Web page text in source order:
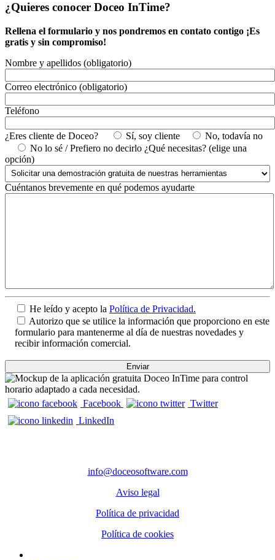
¿Quieres conocer Doceo InTime?
Rellena el formulario y nos pondremos en contato contigo ¡Es
gratis y sin compromiso!
Nombre y apellidos (obligatorio)
Correo electrónico (obligatorio)
Teléfono
¿Eres cliente de Doceo? Sí, soy cliente
No, todavía no
No lo sé / Prefiero no decirlo ¿Qué necesitas? (elige una
opción)
Cuéntanos brevemente en qué podemos ayudarte
He leído y acepto la Política de Privacidad.
Autorizo que se utilice la información que proporciono en este
formulario para mantenerme al día de nuestras novedades y
recibir información comercial.
Facebook
Twitter
LinkedIn
info@doceosoftware.com
Aviso legal
Política de privacidad
Política de cookies